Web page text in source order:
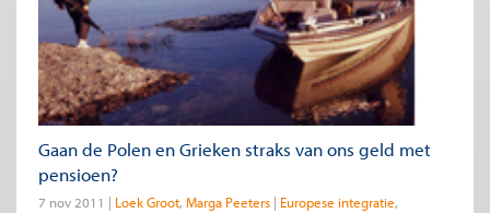
Gaan de Polen en Grieken straks van ons geld met
pensioen?
7 nov 2011 Loek Groot Marga Peeters
Europese integratie